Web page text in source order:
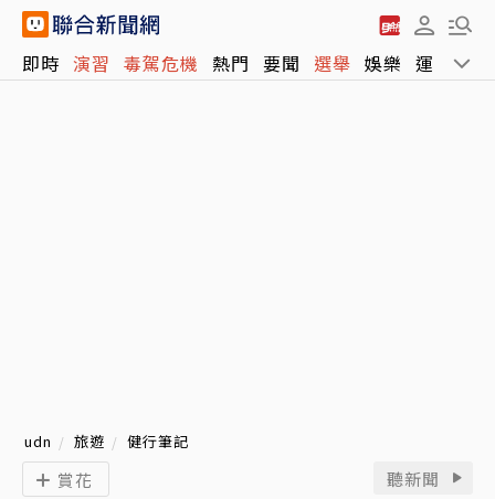
即時 演習 毒駕危機 熱門 要聞 選舉 娛樂 運動 全
udn 旅遊 健行筆記
聽新聞
賞花